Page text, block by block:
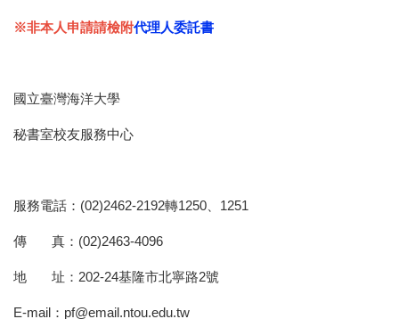
※非本人申請請檢附代理人委託書
國立臺灣海洋大學
秘書室校友服務中心
服務電話：(02)2462-2192轉1250、1251
傳 真：(02)2463-4096
地 址：202-24基隆市北寧路2號
E-mail：pf@email.ntou.edu.tw